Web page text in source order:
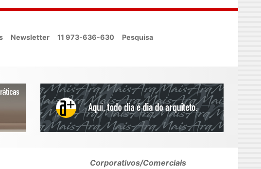
Newsletter 11 973-636-630 Pesquisa
Corporativos/Comerciais